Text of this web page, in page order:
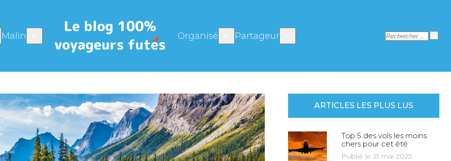
Malin Organisé Partageur
ARTICLES LES PLUS LUS
Top 5 des vols les moins
chers pour cet été
Publié le 21 mai 2025